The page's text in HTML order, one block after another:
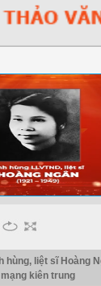
liệt sĩ Hoàng
mạng kiên trung